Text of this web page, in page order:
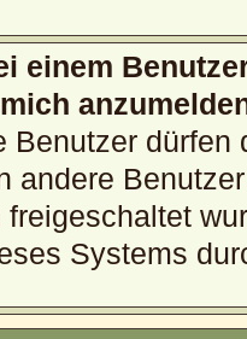
einem
Benutzer
andere
Systems